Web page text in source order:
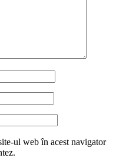
ul web în acest navigator